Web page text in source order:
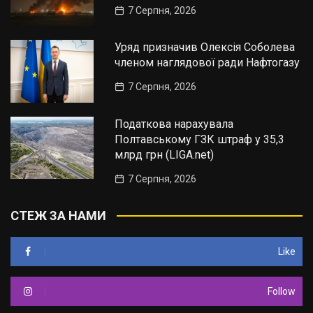
7 Серпня, 2026
Уряд призначив Олексія Соболева
членом наглядової ради Нафтогазу
7 Серпня, 2026
Податкова нарахувала
Полтавському ГЗК штраф у 35,3
млрд грн (LIGA.net)
7 Серпня, 2026
СТЕЖ ЗА НАМИ
Like
Follow